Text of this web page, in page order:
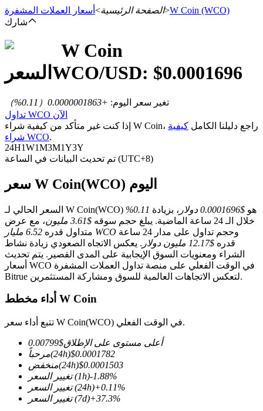
العقود الآجلة USDT
العقود الآجلة لـ COIN-M
العقود الآجلة للعملات المشفرة
TradFi
مشتقات الأسهم والعملات الأجنبية والمعادن الثمينة والسلع
الصفحة الرئيسية> أسعار العملات المشفرة >W Coin (WCO)
شارك
W Coin
السعر WCO/USD: $0.0001696
تغير سعر اليوم:
+0.0000001863
（
0.11
%）
تداول WCO الآن
إذا كنت غير متأكد من كيفية شراء W Coin، راجع دليلنا الكامل كيفية
شراء WCO.
24H1W1M3M1Y3Y
تم تحديث البيانات في الساعة (UTC+8)
سعر W Coin(WCO) اليوم
السعر الحالي لـ W Coin(WCO) هو $0.0001696 دولار ، بزيادة 0.11%
خلال الـ 24 ساعة الماضية. يبلغ حجم سوقه
$3.61 مليون
، مع عرض
متداول قدره 6.52 مليار WCO
قدره $12.17 مليون دولار
. يعكس الاتجاه الصعودي زيادة نشاط
الشراء ومعنويات السوق الإيجابية على المدى القصير. يتم تحديث
أسعار WCO في الوقت الفعلي على منصة تداول العملات المشفرة
Bitrue لتعكس الاتجاهات العالمية للسوق ومشاركة المستثمرين.
أداء مخطط W Coin
تتبع أداء سعر W Coin(WCO) في الوقت الفعلي.
أعلى مستوى على الإطلاق$
0.00799
مرحباً
(24h)$0.0001782
منخفض
(24h)$0.0001503
تغيير السعر
(1h)-1.88%
تغيير السعر
(24h)+0.11%
تغيير السعر
(7d)+37.3%